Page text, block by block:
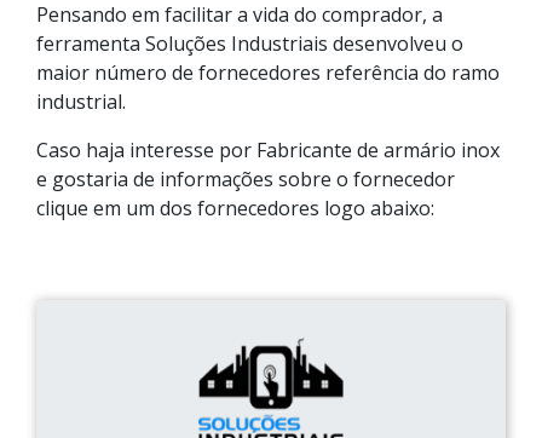
Pensando em facilitar a vida do comprador, a
ferramenta Soluções Industriais desenvolveu o
maior número de fornecedores referência do ramo
industrial.
Caso haja interesse por Fabricante de armário inox
e gostaria de informações sobre o fornecedor
clique em um dos fornecedores logo abaixo: